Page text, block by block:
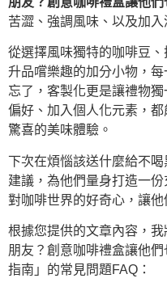
苦澀、強調風味、以及加入
從選擇風味獨特的咖啡豆
升品嚐樂趣的加分小物，
忘了，客製化更是讓禮物
偏好、加入個人化元素，
驚喜的美味體驗。
下次在煩惱該送什麼給不
建議，為他們量身打造一
對咖啡世界的好奇心，讓他
根據您提供的文章內容，
朋友？創意咖啡禮盒讓他
指南」的常見問題FAQ：